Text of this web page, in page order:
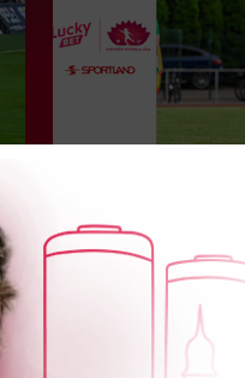
atzīta Keita
Par "LuckyBet"
labāko spēlētāju
Keita Zviedre.
balsojumā, kurā tika